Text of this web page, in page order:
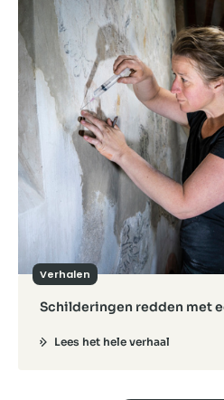
Verhalen
Schilderingen redden met
Lees het hele verhaal